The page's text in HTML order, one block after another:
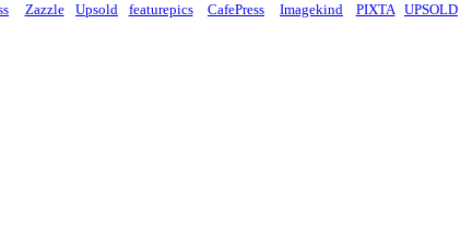
Zazzle Upsold featurepics CafePress Imagekind PIXTA UPSOLD